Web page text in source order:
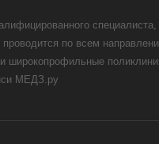
по всем
широкопрофильные
МЕДЗ.ру